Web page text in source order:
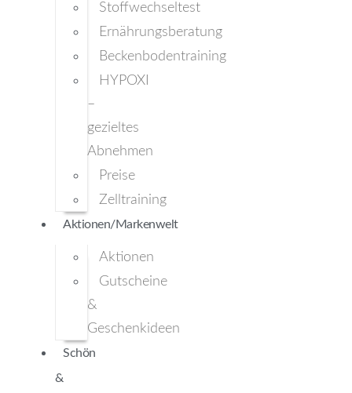
Stoffwechseltest
Ernährungsberatung
Beckenbodentraining
HYPOXI
–
gezieltes
Abnehmen
Preise
Zelltraining
Aktionen/Markenwelt
Aktionen
Gutscheine
&
Geschenkideen
Schön
&